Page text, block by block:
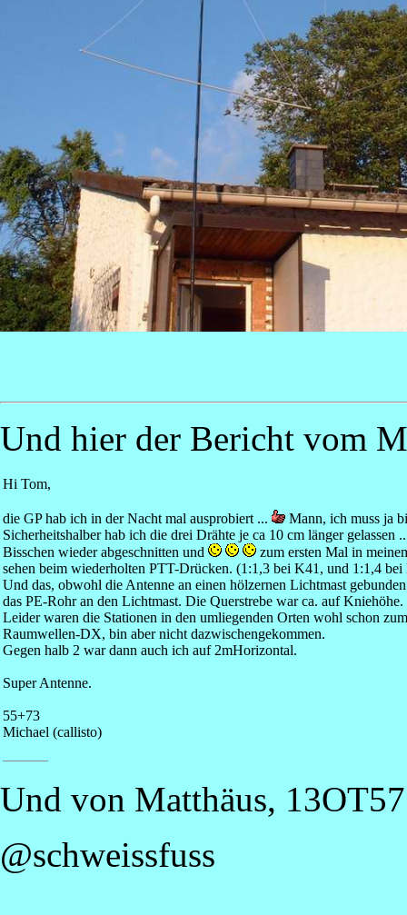
Und hier der Bericht vom
Hi Tom,
die GP hab ich in der Nacht mal ausprobiert ...
Mann, ich muss ja
Sicherheitshalber hab ich die drei Drähte je ca 10 cm länger
Bisschen wieder abgeschnitten und
zum ersten Mal in
sehen beim wiederholten PTT-Drücken. (1:1,3 bei K41, und 1:1,4
Und das, obwohl die Antenne an einen hölzernen Lichtmast
das PE-Rohr an den Lichtmast. Die Querstrebe war ca. auf Kniehöhe.
Leider waren die Stationen in den umliegenden Orten wohl schon
Raumwellen-DX, bin aber nicht dazwischengekommen.
Gegen halb 2 war dann auch ich auf 2mHorizontal.
Super Antenne.
55+73
Michael (callisto)
Und von Matthäus,
@schweissfuss